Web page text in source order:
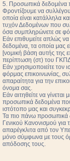
5. Προσωπικά δεδομένα
Φροντίζουμε να
οποία είναι κατάλληλα
τυχόν Δεδομένων που
όσα συμπληρώνετε σε
Εάν επιθυμείτε απλώς
δεδομένα, τα οποία μας
[νομική βάση αυτής της
περίπτωση (στ) του
Εάν χρησιμοποιείτε τον
φόρμας επικοινωνίας,
απαραίτητα για την
όνομα σας.
Εάν αιτηθείτε να
προσωπικά δεδομένα
ιστότοπο μας και
Τα πιο πάνω προσωπικά
Γενικού Κανονισμού
απαρέγκλιτα από τον
μόνο σύμφωνα με τους
απόδοσης τους.